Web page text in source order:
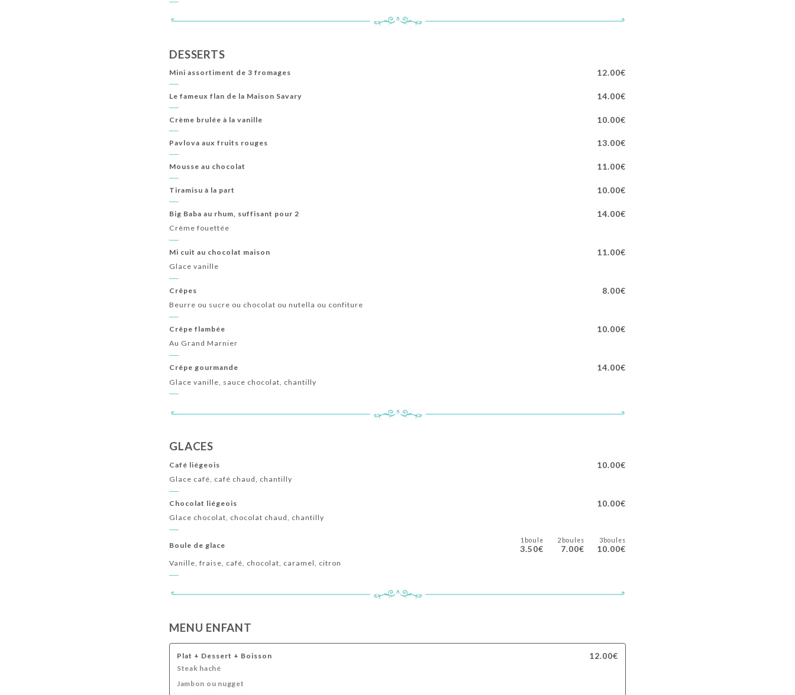
DESSERTS
Mini assortiment de 3 fromages 12.00€
Le fameux flan de la Maison Savary 14.00€
Crème brulée à la vanille 10.00€
Pavlova aux fruits rouges 13.00€
Mousse au chocolat 11.00€
Tiramisu à la part 10.00€
Big Baba au rhum, suffisant pour 2 14.00€
Crème fouettée
Mi cuit au chocolat maison 11.00€
Glace vanille
Crêpes 8.00€
Beurre ou sucre ou chocolat ou nutella ou confiture
Crêpe flambée 10.00€
Au Grand Marnier
Crêpe gourmande 14.00€
Glace vanille, sauce chocolat, chantilly
GLACES
Café liégeois 10.00€
Glace café, café chaud, chantilly
Chocolat liégeois 10.00€
Glace chocolat, chocolat chaud, chantilly
Boule de glace
1boule
3.50€
2boules
7.00€
3boules
10.00€
Vanille, fraise, café, chocolat, caramel, citron
MENU ENFANT
Plat + Dessert + Boisson 12.00€
Steak haché
Jambon ou nugget